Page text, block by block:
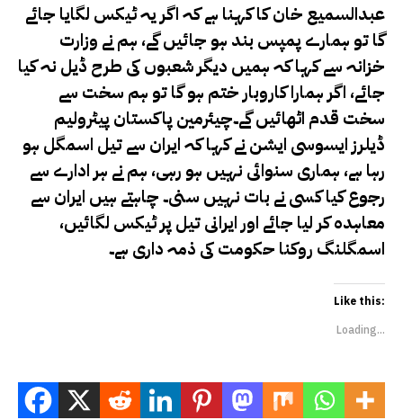
عبدالسمیع خان کا کہنا ہے کہ اگر یہ ٹیکس لگایا جائے
گا تو ہمارے پمپس بند ہو جائیں گے، ہم نے وزارت
خزانہ سے کہا کہ ہمیں دیگر شعبوں کی طرح ڈیل نہ کیا
جائے، اگر ہمارا کاروبار ختم ہو گا تو ہم سخت سے
سخت قدم اٹھائیں گے۔چیئرمین پاکستان پیٹرولیم
ڈیلرز ایسوسی ایشن نے کہا کہ ایران سے تیل اسمگل ہو
رہا ہے، ہماری سنوائی نہیں ہو رہی، ہم نے ہر ادارے سے
رجوع کیا کسی نے بات نہیں سنی۔ چاہتے ہیں ایران سے
معاہدہ کر لیا جائے اور ایرانی تیل پر ٹیکس لگائیں،
اسمگلنگ روکنا حکومت کی ذمہ داری ہے۔
Like this:
Loading...